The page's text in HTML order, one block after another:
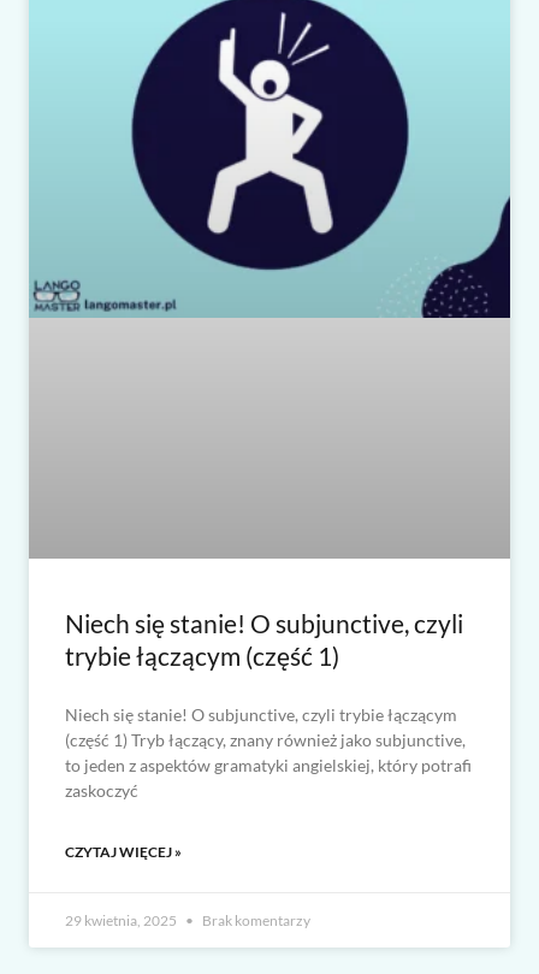
Niech się stanie! O subjunctive, czyli
trybie łączącym (część 1)
Niech się stanie! O subjunctive, czyli trybie łączącym
(część 1) Tryb łączący, znany również jako subjunctive,
to jeden z aspektów gramatyki angielskiej, który potrafi
zaskoczyć
CZYTAJ WIĘCEJ »
29 kwietnia, 2025 Brak komentarzy